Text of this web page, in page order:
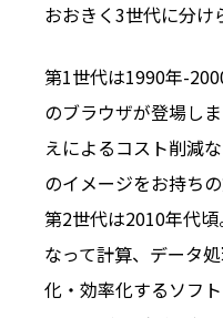
おおきく3世代に分け
第1世代は1990年-
のブラウザが登場し
えによるコスト削減
のイメージをお持ち
第2世代は2010年代
なって計算、データ
化・効率化するソフ